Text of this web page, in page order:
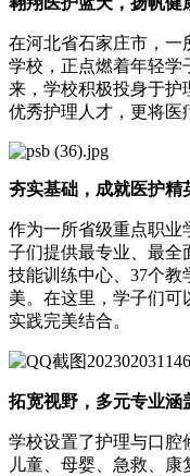
在河北省石家庄市，
学校，正点燃着年轻学
来，学校积极投身于护
优秀护理人才，更将医
夯实基础，成就医护精
作为一所省级重点职业
子们提供最专业、最全
技能训练中心、37个
美。在这里，学子们
实践完美结合。
拓宽视野，多元专业涵
学校设置了护理与口腔
儿童、母婴、急救、